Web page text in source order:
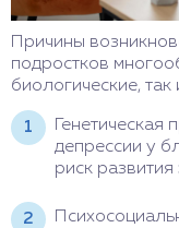
Причины
подростков
биологические,
депрессии у
риск развития